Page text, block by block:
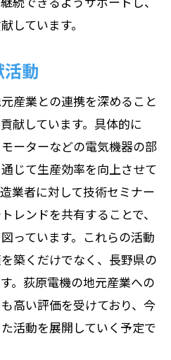
しています。
動
産業との連携を深めること
献しています。具体的に
ーターなどの電気機器の部
じて生産効率を向上させて
業者に対して技術セミナー
レンドを共有することで、
っています。これらの活動
築くだけでなく、長野県の
。荻原電機の地元産業への
高い評価を受けており、今
活動を展開していく予定で